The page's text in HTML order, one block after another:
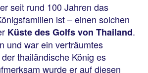
seit rund 100 Jahren das
ist – einen solchen
Küste des Golfs von Thailand.
und war ein verträumtes
thailändische König es
wurde er auf diesen